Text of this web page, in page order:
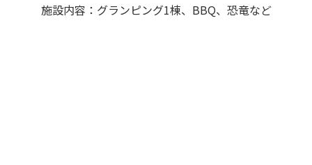
施設内容：グランピング1棟、BBQ、恐竜など